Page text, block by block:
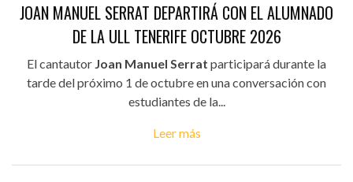
JOAN MANUEL SERRAT DEPARTIRÁ CON EL ALUMNADO
DE LA ULL TENERIFE OCTUBRE 2026
El cantautor Joan Manuel Serrat participará durante la
tarde del próximo 1 de octubre en una conversación con
estudiantes de la...
Leer más